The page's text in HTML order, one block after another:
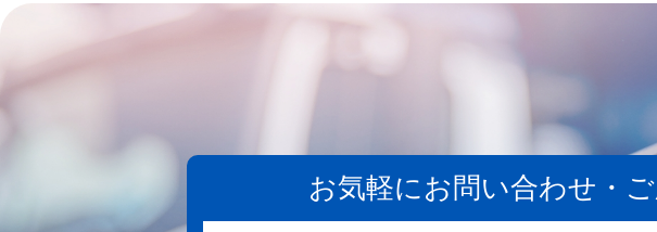
お気軽にお問い合わせ・